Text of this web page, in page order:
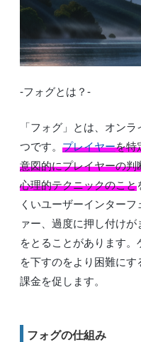
-フォグとは？-
「フォグ」とは、オン
つです。 プレイヤーを特
意図的にプレイヤーの
心理的テクニックのこと
くいユーザーインター
ァー、過度に押し付け
をとることがあります
を下すのをより困難にす
課金を促します。
フォグの仕組み